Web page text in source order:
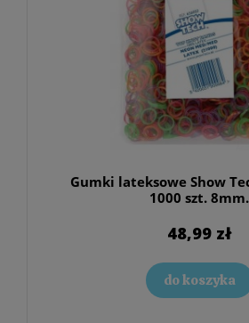
Gumki lateksowe Show
1000 szt. 8mm.
48,99 zł
do koszyka